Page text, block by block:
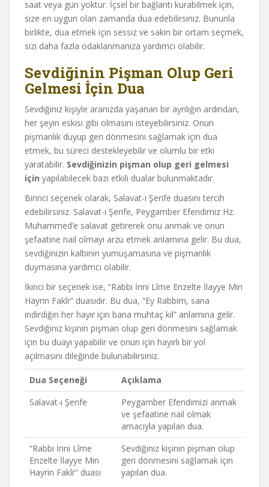
saat veya gün yoktur. İçsel bir bağlantı kurabilmek için,
size en uygun olan zamanda dua edebilirsiniz. Bununla
birlikte, dua etmek için sessiz ve sakin bir ortam seçmek,
sizi daha fazla odaklanmanıza yardımcı olabilir.
Sevdiğinin Pişman Olup Geri
Gelmesi İçin Dua
Sevdiğiniz kişiyle aranızda yaşanan bir ayrılığın ardından,
her şeyin eskisi gibi olmasını isteyebilirsiniz. Onun
pişmanlık duyup geri dönmesini sağlamak için dua
etmek, bu süreci destekleyebilir ve olumlu bir etki
yaratabilir. Sevdiğinizin pişman olup geri gelmesi
için yapılabilecek bazı etkili dualar bulunmaktadır.
Birinci seçenek olarak, Salavat-ı Şerife duasını tercih
edebilirsiniz. Salavat-ı Şerife, Peygamber Efendimiz Hz.
Muhammed’e salavat getirerek onu anmak ve onun
şefaatine nail olmayı arzu etmek anlamına gelir. Bu dua,
sevdiğinizin kalbinin yumuşamasına ve pişmanlık
duymasına yardımcı olabilir.
İkinci bir seçenek ise, “Rabbi İnni Lîme Enzelte İlayye Min
Hayrin Fakîr” duasıdır. Bu dua, “Ey Rabbim, sana
indirdiğin her hayır için bana muhtaç kıl” anlamına gelir.
Sevdiğiniz kişinin pişman olup geri dönmesini sağlamak
için bu duayı yapabilir ve onun için hayırlı bir yol
açılmasını dileğinde bulunabilirsiniz.
Dua Seçeneği
Açıklama
Salavat-ı Şerife
Peygamber Efendimizi anmak
ve şefaatine nail olmak
amacıyla yapılan dua.
“Rabbi İnni Lîme
Enzelte İlayye Min
Hayrin Fakîr” duası
Sevdiğiniz kişinin pişman olup
geri dönmesini sağlamak için
yapılan dua.